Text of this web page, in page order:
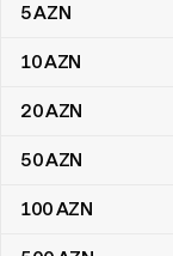
5AZN
10AZN
20AZN
50AZN
100AZN